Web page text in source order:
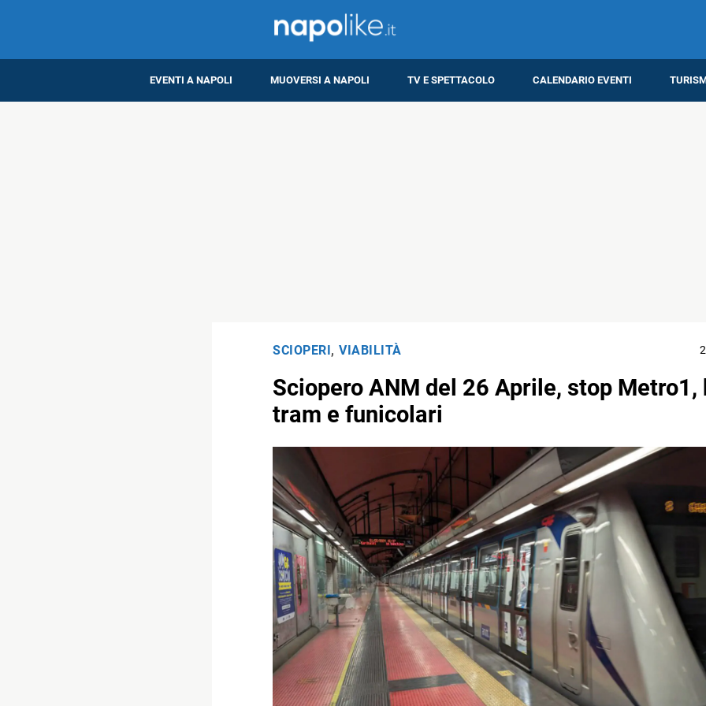
EVENTI A NAPOLI MUOVERSI A NAPOLI TV E SPETTACOLO CALENDARIO EVENTI
SCIOPERI , VIABILITÀ
Sciopero ANM del 26 Aprile, stop Metro1,
tram e funicolari